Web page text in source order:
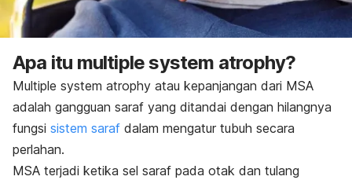
Apa itu multiple system atrophy?
Multiple system atrophy atau kepanjangan dari MSA
adalah gangguan saraf yang ditandai dengan hilangnya
fungsi sistem saraf dalam mengatur tubuh secara
perlahan.
MSA terjadi ketika sel saraf pada otak dan tulang